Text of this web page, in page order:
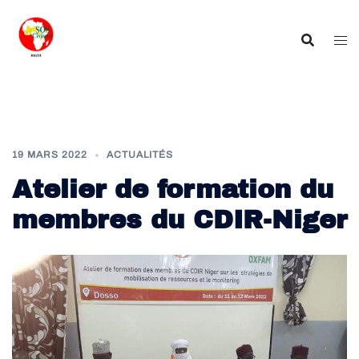
contenu
19 MARS 2022 ACTUALITÉS
Atelier de formation du
membres du CDIR-Niger